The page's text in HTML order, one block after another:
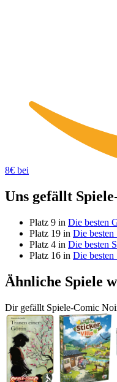
8€ bei
Uns gefällt
Platz 9 in Die besten
Platz 19 in Die besten
Platz 4 in Die besten
Platz 16 in Die besten
Ähnliche Spiele
Dir gefällt Spiele-Comic